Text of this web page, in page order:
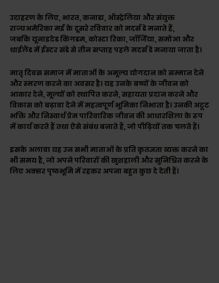
उदाहरण के लिए, भारत, कनाडा, ऑस्ट्रेलिया और संयुक्त
राज्यअमेरिका मई के दूसरे रविवार को मदर्स डे मनाते हैं,
जबकि यूनाइटेड किंगडम, कोस्टा रिका, जॉर्जिया, समोआ और
थाईलैंड में ईस्टर संडे से तीन सप्ताह पहले मदर्स डे मनाया जाता है।
मातृ दिवस समाज में माताओं के अमूल्य योगदान को सम्मान देने
और स्मरण करने का अवसर है। यह उनके बच्चों के जीवन को
आकार देने, मूल्यों को स्थापित करने, सहायता प्रदान करने और
विकास को बढ़ावा देने में महत्वपूर्ण भूमिका निभाता है। उनकी अटूट
भक्ति और निस्वार्थ प्रेम पारिवारिक जीवन की आधारशिला के रूप
में कार्य करते हैं तथा ऐसे संबंध बनाते हैं, जो पीढ़ियों तक चलते हैं।
इसके अलावा यह उन सभी माताओं के प्रति कृतज्ञता व्यक्त करने का
भी समय है, जो अपने परिवारों की खुशहाली और सुनिश्चित करने के
लिए अक्सर पृष्ठभूमि में रहकर अपना बहुत कुछ दे देती हैं।